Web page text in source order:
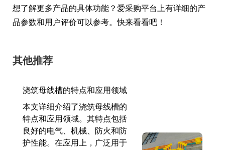
想了解更多产品的具体功能？爱采购平台上有详细的产
品参数和用户评价可以参考。快来看看吧！
其他推荐
浇筑母线槽的特点和应用领域
本文详细介绍了浇筑母线槽的
特点和应用领域。其特点包括
良好的电气、机械、防火和防
护性能。在应用上，广泛用于